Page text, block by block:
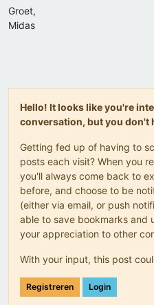
Groet,
Midas
Hello! It looks like you're
conversation, but you don't
Getting fed up of having to
posts each visit? When you
you'll always come back to
before, and choose to be
(either via email, or push
able to save bookmarks and
your appreciation to other
With your input, this post
Registreren Login